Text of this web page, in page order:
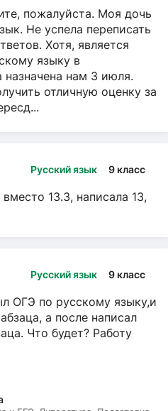
пожалуйста. Моя дочь
Не успела переписать
Хотя, является
языку в
назначена нам 3 июля.
отличную оценку за
Русский язык 9 класс
13.3, написала 13,
Русский язык 9 класс
ОГЭ по русскому языку,и
а после написал
Что будет? Работу